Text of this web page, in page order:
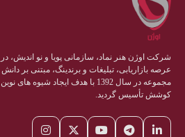
شرکت اوژن هنر نماد، سازمانی پویا و نو اندیش، در
عرصه بازاریابی، تبلیغات و برندینگ، مبتنی بر
مجموعه در سال 1392 با هدف ایجاد
کوشش تأسیس گردید.